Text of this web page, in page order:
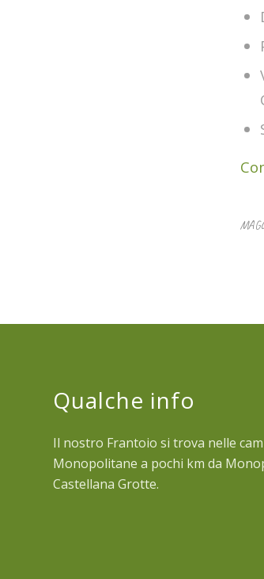
Qualche info
Il nostro Frantoio si trova nelle
Monopolitane a pochi km da
Castellana Grotte.